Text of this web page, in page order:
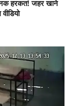
हरकत! जहर खाने